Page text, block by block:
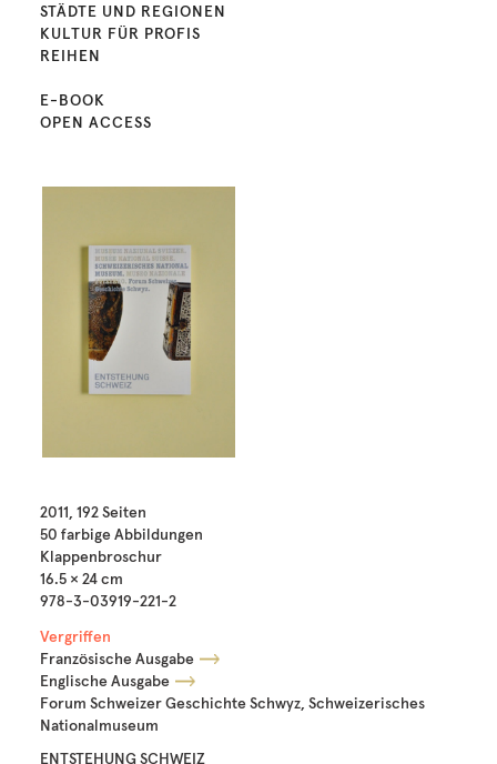
STÄDTE UND REGIONEN
KULTUR FÜR PROFIS
REIHEN
E-BOOK
OPEN ACCESS
2011, 192 Seiten
50 farbige Abbildungen
Klappenbroschur
16.5 × 24 cm
978-3-03919-221-2
Vergriffen
Französische Ausgabe
Englische Ausgabe
Forum Schweizer Geschichte Schwyz, Schweizerisches
Nationalmuseum
ENTSTEHUNG SCHWEIZ